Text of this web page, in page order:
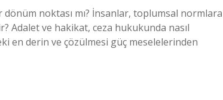
dönüm noktası mı? İnsanlar, toplumsal normlara
Adalet ve hakikat, ceza hukukunda nasıl
en derin ve çözülmesi güç meselelerinden